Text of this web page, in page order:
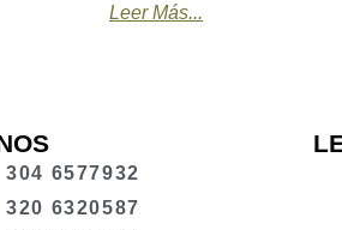
Leer Más...
304 6577932
320 6320587